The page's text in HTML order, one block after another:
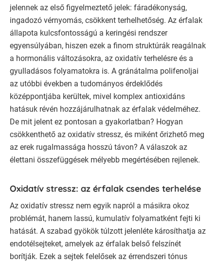
jelennek az első figyelmeztető jelek: fáradékonyság,
ingadozó vérnyomás, csökkent terhelhetőség. Az érfalak
állapota kulcsfontosságú a keringési rendszer
egyensúlyában, hiszen ezek a finom struktúrák reagálnak
a hormonális változásokra, az oxidatív terhelésre és a
gyulladásos folyamatokra is. A gránátalma polifenoljai
az utóbbi években a tudományos érdeklődés
középpontjába kerültek, mivel komplex antioxidáns
hatásuk révén hozzájárulhatnak az érfalak védelméhez.
De mit jelent ez pontosan a gyakorlatban? Hogyan
csökkenthető az oxidatív stressz, és miként őrizhető meg
az erek rugalmassága hosszú távon? A válaszok az
élettani összefüggések mélyebb megértésében rejlenek.
Oxidatív stressz: az érfalak csendes terhelése
Az oxidatív stressz nem egyik napról a másikra okoz
problémát, hanem lassú, kumulatív folyamatként fejti ki
hatását. A szabad gyökök túlzott jelenléte károsíthatja az
endotélsejteket, amelyek az érfalak belső felszínét
borítják. Ezek a sejtek felelősek az érrendszeri tónus